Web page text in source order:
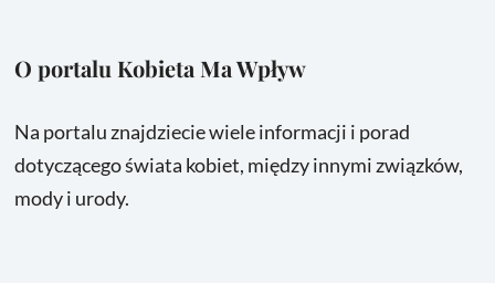
O portalu Kobieta Ma Wpływ
Na portalu znajdziecie wiele informacji i porad
dotyczącego świata kobiet, między innymi związków,
mody i urody.